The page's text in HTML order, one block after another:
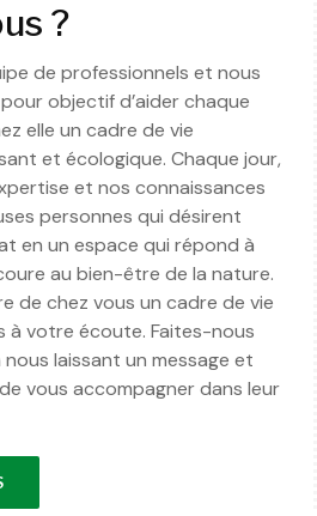
?
de professionnels et nous
objectif d’aider chaque
elle un cadre de vie
et écologique. Chaque jour,
et nos connaissances
personnes qui désirent
en un espace qui répond à
au bien-être de la nature.
de chez vous un cadre de vie
à votre écoute. Faites-nous
laissant un message et
vous accompagner dans leur